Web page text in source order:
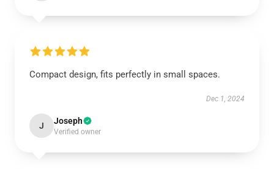
Compact design, fits perfectly in small spaces.
Dec 1, 2024
J Joseph
Verified owner